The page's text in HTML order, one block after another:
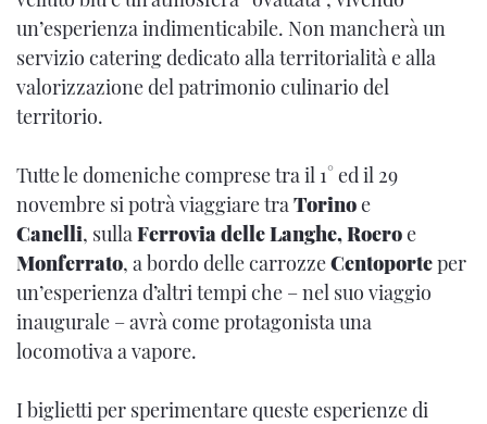
un’esperienza indimenticabile. Non mancherà un
servizio catering dedicato alla territorialità e alla
valorizzazione del patrimonio culinario del
territorio.
Tutte le domeniche comprese tra il 1° ed il 29
novembre si potrà viaggiare tra Torinoe
Canelli, sulla Ferrovia delle Langhe, Roeroe
Monferrato, a bordo delle carrozzeCentoporteper
un’esperienza d’altri tempi che – nel suo viaggio
inaugurale – avrà come protagonista una
locomotiva a vapore.
I biglietti per sperimentare queste esperienze di